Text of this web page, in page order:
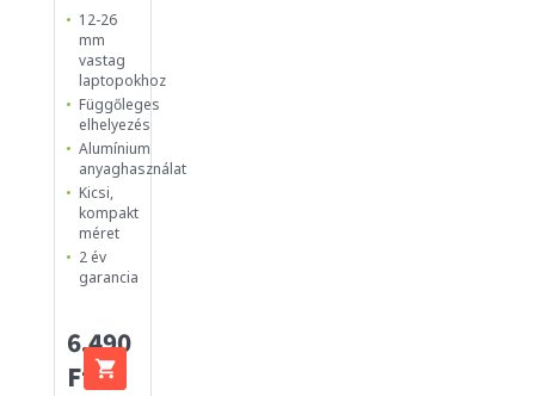
12-26
mm
vastag
laptopokhoz
Függőleges
elhelyezés
Alumínium
anyaghasználat
Kicsi,
kompakt
méret
2 év
garancia
6.490
Ft